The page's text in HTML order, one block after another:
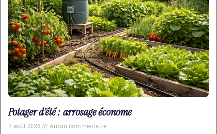
Potager d’été : arrosage économe
7 août 2026 Aucun commentaire